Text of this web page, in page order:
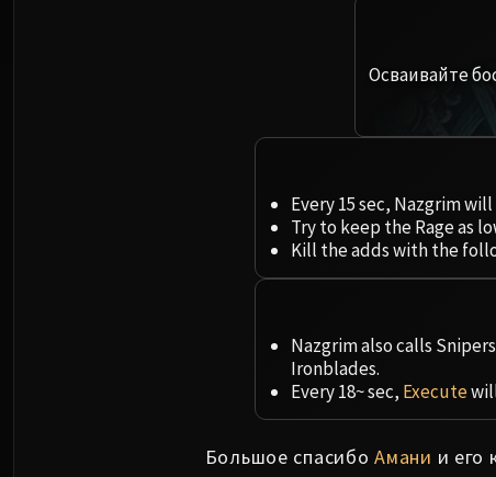
Осваивайте
Every 15 sec, Nazgrim
Try to keep the Rage as
Kill the adds with the
Nazgrim also calls
Ironblades.
Every 18~ sec, Execute
Большое спасибоАмани и его